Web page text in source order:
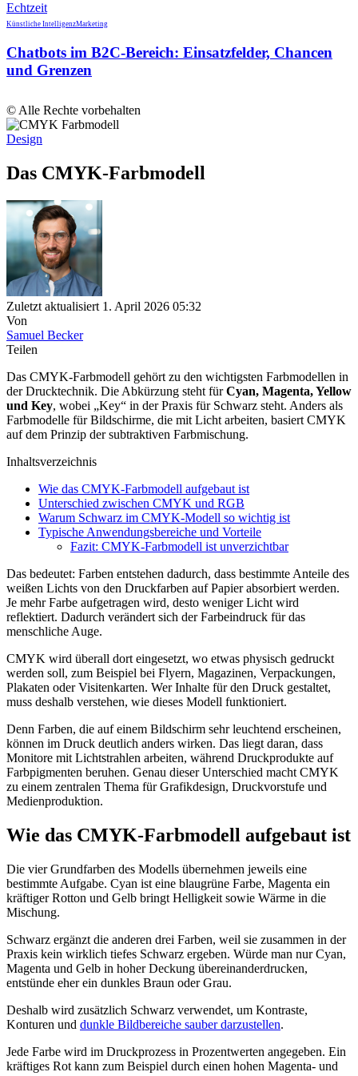
Künstliche IntelligenzMarketing
Chatbots im B2C-Bereich: Einsatzfelder, Chancen
und Grenzen
© Alle Rechte vorbehalten
Design
Das CMYK-Farbmodell
Zuletzt aktualisiert 1. April 2026 05:32
Von
Samuel Becker
Teilen
Das CMYK-Farbmodell gehört zu den wichtigsten Farbmodellen in
der Drucktechnik. Die Abkürzung steht fürCyan, Magenta, Yellow
und Key, wobei „Key“ in der Praxis für Schwarz steht. Anders als
Farbmodelle für Bildschirme, die mit Licht arbeiten, basiert CMYK
auf dem Prinzip der subtraktiven Farbmischung.
Inhaltsverzeichnis
Wie das CMYK-Farbmodell aufgebaut ist
Unterschied zwischen CMYK und RGB
Warum Schwarz im CMYK-Modell so wichtig ist
Typische Anwendungsbereiche und Vorteile
Fazit: CMYK-Farbmodell ist unverzichtbar
Das bedeutet: Farben entstehen dadurch, dass bestimmte Anteile des
weißen Lichts von den Druckfarben auf Papier absorbiert werden.
Je mehr Farbe aufgetragen wird, desto weniger Licht wird
reflektiert. Dadurch verändert sich der Farbeindruck für das
menschliche Auge.
CMYK wird überall dort eingesetzt, wo etwas physisch gedruckt
werden soll, zum Beispiel bei Flyern, Magazinen, Verpackungen,
Plakaten oder Visitenkarten. Wer Inhalte für den Druck gestaltet,
muss deshalb verstehen, wie dieses Modell funktioniert.
Denn Farben, die auf einem Bildschirm sehr leuchtend erscheinen,
können im Druck deutlich anders wirken. Das liegt daran, dass
Monitore mit Lichtstrahlen arbeiten, während Druckprodukte auf
Farbpigmenten beruhen. Genau dieser Unterschied macht CMYK
zu einem zentralen Thema für Grafikdesign, Druckvorstufe und
Medienproduktion.
Wie das CMYK-Farbmodell aufgebaut ist
Die vier Grundfarben des Modells übernehmen jeweils eine
bestimmte Aufgabe. Cyan ist eine blaugrüne Farbe, Magenta ein
kräftiger Rotton und Gelb bringt Helligkeit sowie Wärme in die
Mischung.
Schwarz ergänzt die anderen drei Farben, weil sie zusammen in der
Praxis kein wirklich tiefes Schwarz ergeben. Würde man nur Cyan,
Magenta und Gelb in hoher Deckung übereinanderdrucken,
entstünde eher ein dunkles Braun oder Grau.
Deshalb wird zusätzlich Schwarz verwendet, um Kontraste,
Konturen und dunkle Bildbereiche sauber darzustellen.
Jede Farbe wird im Druckprozess in Prozentwerten angegeben. Ein
kräftiges Rot kann zum Beispiel durch einen hohen Magenta- und